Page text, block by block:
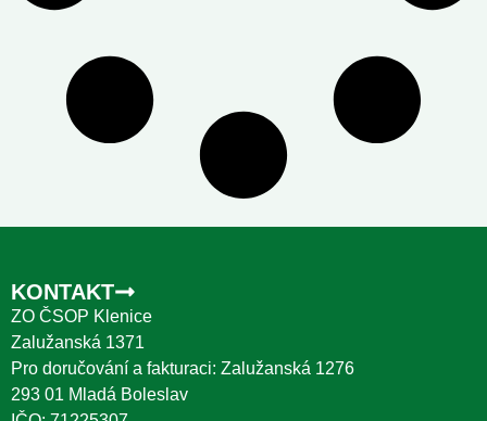
KONTAKT
ZO ČSOP Klenice
Zalužanská 1371
Pro doručování a fakturaci: Zalužanská 1276
293 01 Mladá Boleslav